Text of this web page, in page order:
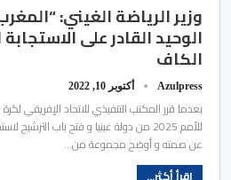
وزير الرياضة الغيني:
الوحيد القادر على
الكاف
Azulpress أكتوبر 10, 2022
بعدما قرر المكتب التنفيذي للاتحاد الإفريقي
للأمم 2025 من دولة غينيا و فتح باب
عن صمته و أوضح مجموعة من…
اقرأ أكثر...